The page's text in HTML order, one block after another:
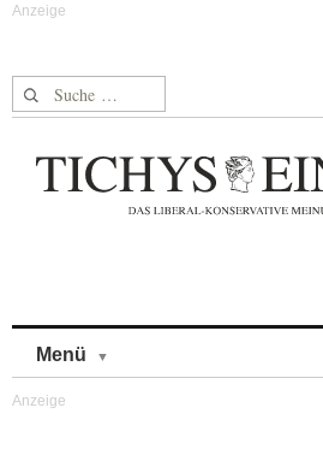
Suche nach:
Menü